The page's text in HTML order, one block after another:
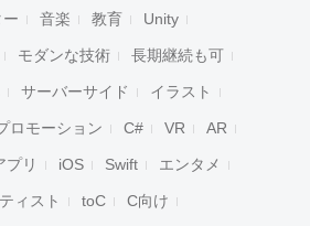
音楽 教育 Unity
モダンな技術 長期継続も可
サーバーサイド イラスト
ロモーション C# VR AR
プリ iOS Swift エンタメ
ィスト toC C向け